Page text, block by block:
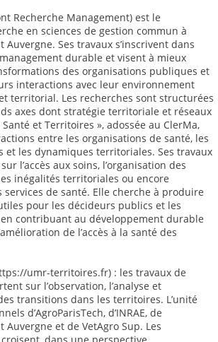
Recherche Management) est le
en sciences de gestion commun à
Auvergne. Ses travaux s’inscrivent dans
durable et visent à mieux
des organisations publiques et
interactions avec leur environnement
territorial. Les recherches sont structurées
axes dont stratégie territoriale et réseaux
Santé et Territoires », adossée au ClerMa,
entre les organisations de santé, les
les dynamiques territoriales. Ses travaux
l’accès aux soins, l’organisation des
inégalités territoriales ou encore
services de santé. Elle cherche à produire
pour les décideurs publics et les
contribuant au développement durable
de l’accès à la santé des
umr-territoires.fr) : les travaux de
sur l’observation, l’analyse et
transitions dans les territoires. L’unité
d’AgroParisTech, d’INRAE, de
Auvergne et de VetAgro Sup. Les